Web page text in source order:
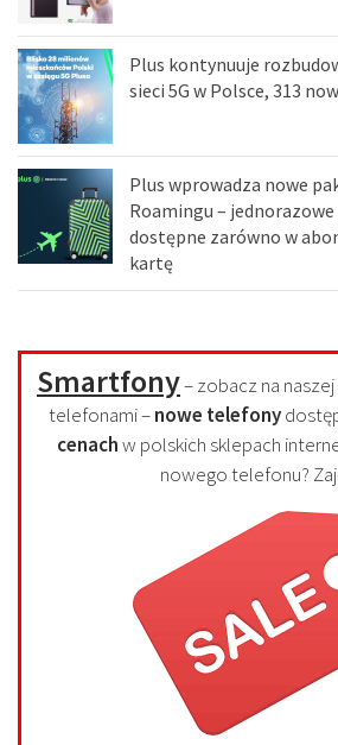
Plus kontynuuje
sieci 5G w Polsce, 313
Plus wprowadza nowe
Roamingu –
dostępne zarówno w
kartę
Smartfony– zobacz na
telefonami –nowe telefony
cenachw polskich sklepach
nowego telefonu?